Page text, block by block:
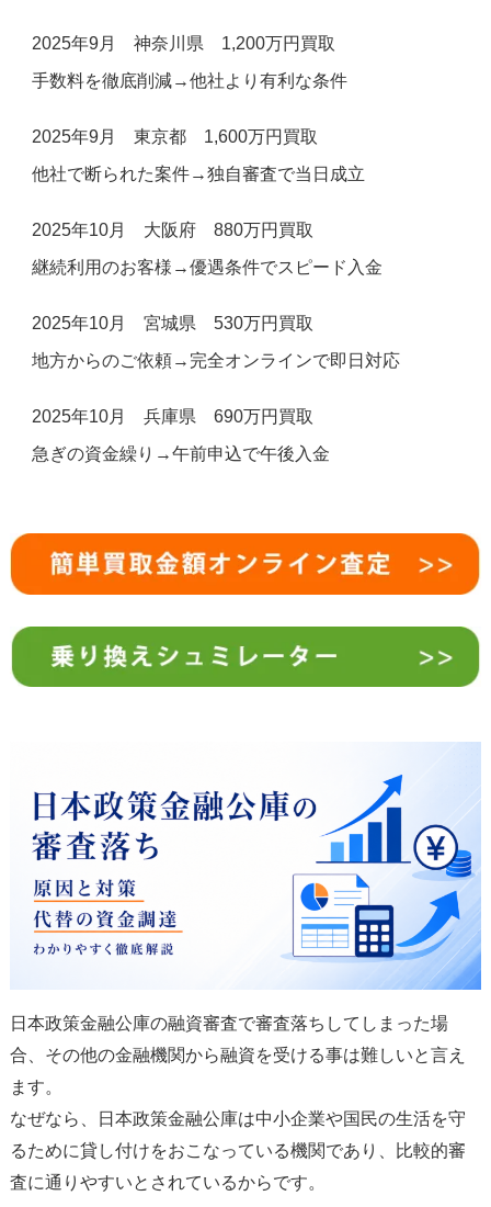
2025年9月 神奈川県 1,200万円買取
手数料を徹底削減→他社より有利な条件
2025年9月 東京都 1,600万円買取
他社で断られた案件→独自審査で当日成立
2025年10月 大阪府 880万円買取
継続利用のお客様→優遇条件でスピード入金
2025年10月 宮城県 530万円買取
地方からのご依頼→完全オンラインで即日対応
2025年10月 兵庫県 690万円買取
急ぎの資金繰り→午前申込で午後入金
日本政策金融公庫の融資審査で審査落ちしてしまった場
合、その他の金融機関から融資を受ける事は難しいと言え
ます。
なぜなら、日本政策金融公庫は中小企業や国民の生活を守
るために貸し付けをおこなっている機関であり、比較的審
査に通りやすいとされているからです。